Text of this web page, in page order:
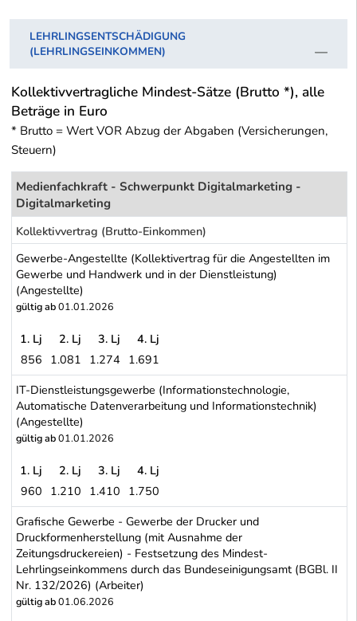
LEHRLINGSENTSCHÄDIGUNG
(LEHRLINGSEINKOMMEN)
Kollektivvertragliche Mindest-Sätze (Brutto *), alle
Beträge in Euro
* Brutto = Wert VOR Abzug der Abgaben (Versicherungen,
Steuern)
Medienfachkraft - Schwerpunkt Digitalmarketing -
Digitalmarketing
Kollektivvertrag (Brutto-Einkommen)
Gewerbe-Angestellte (Kollektivertrag für die Angestellten im
Gewerbe und Handwerk und in der Dienstleistung)
(Angestellte)
gültig ab01.01.2026
Gewerbe-Angestellte (Kollektivertrag für die Angestellten im
1. Lj 2. Lj 3. Lj
4. Lj
856 1.081 1.274 1.691
IT-Dienstleistungsgewerbe (Informationstechnologie,
Automatische Datenverarbeitung und Informationstechnik)
(Angestellte)
gültig ab01.01.2026
IT-Dienstleistungsgewerbe (Informationstechnologie,
1. Lj 2. Lj 3. Lj
4. Lj
960 1.210 1.410 1.750
Grafische Gewerbe - Gewerbe der Drucker und
Druckformenherstellung (mit Ausnahme der
Zeitungsdruckereien) - Festsetzung des Mindest-
Lehrlingseinkommens durch das Bundeseinigungsamt (BGBl. II
Nr. 132/2026) (Arbeiter)
gültig ab01.06.2026